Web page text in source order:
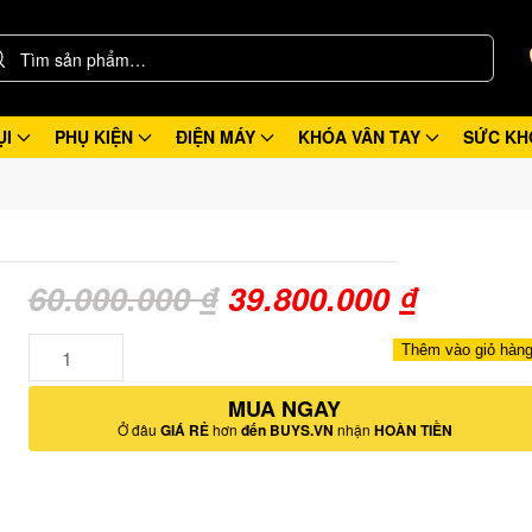
PHỤ KIỆN ĐIỆN MÁY KHÓA VÂN TAY SỨC
60.000.000₫ Giá
là:
60.000.000 ₫.
39.800.000 ₫Giá
hiện
tại
là:
lượng
Thêm vào giỏ hàng
MUA NGAY
Ở đâu GIÁ RẺhơn đến BUYS.VN nhận HOÀN TIỀN